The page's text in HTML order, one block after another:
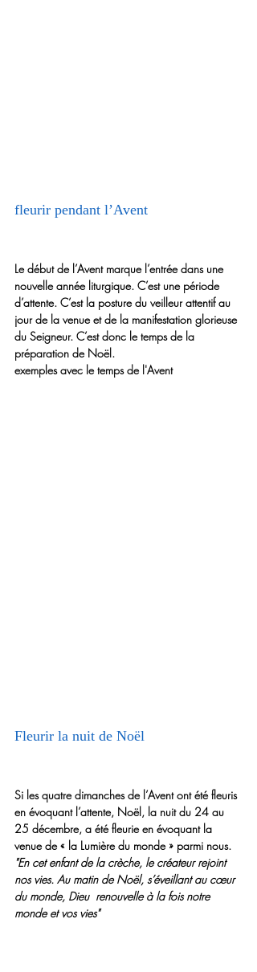
fleurir pendant l’Avent
Le début de l’Avent marque l’entrée dans une
nouvelle année liturgique. C’est une période
d’attente. C’est la posture du veilleur attentif au
jour de la venue et de la manifestation glorieuse
du Seigneur. C’est donc le temps de la
préparation de Noël.
exemples avec le temps de l'Avent
Fleurir la nuit de Noël
Si les quatre dimanches de l’Avent ont été fleuris
en évoquant l’attente, Noël, la nuit du 24 au
25 décembre, a été fleurie en évoquant la
venue de « la Lumière du monde » parmi nous.
"En cet enfant de la crèche, le créateur rejoint
nos vies. Au matin de Noël, s’éveillant au cœur
du monde, Dieu  renouvelle à la fois notre
monde et vos vies"